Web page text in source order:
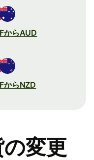
からAUD
からNZD
変更